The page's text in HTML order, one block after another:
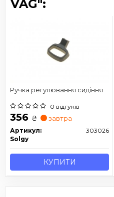
VAG":
Ручка регулювання сидіння
0 відгуків
356 ₴ завтра
Артикул:
303026
Solgy
КУПИТИ